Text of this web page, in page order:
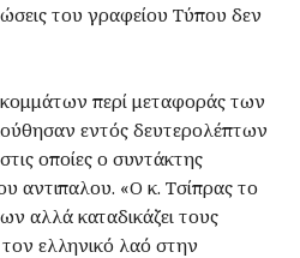
του γραφείου Τύπου δεν
περί μεταφοράς των
εντός δευτερολέπτων
οποίες ο συντάκτης
αντιπαλου. «Ο κ. Τσίπρας το
αλλά καταδικάζει τους
ελληνικό λαό στην